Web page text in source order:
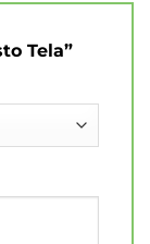
Tela”